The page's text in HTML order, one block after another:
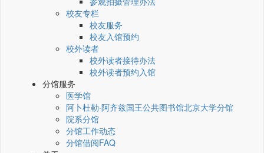
校友专栏
校友服务
校友入馆预约
校外读者
校外读者接待办法
校外读者预约入馆
分馆服务
医学馆
阿卜杜勒·阿齐兹国王公共图书馆北京大学分馆
院系分馆
分馆工作动态
分馆借阅FAQ